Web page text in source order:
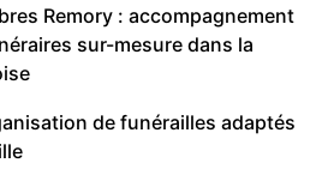
Remory : accompagnement
sur-mesure dans la
de funérailles adaptés